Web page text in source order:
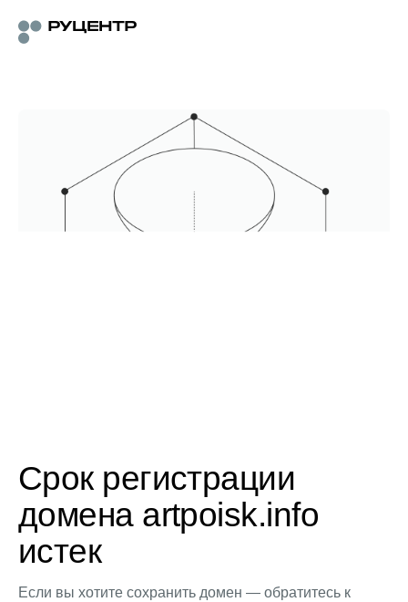
Срок регистрации
домена artpoisk.info
истек
Если вы хотите сохранить домен — обратитесь к